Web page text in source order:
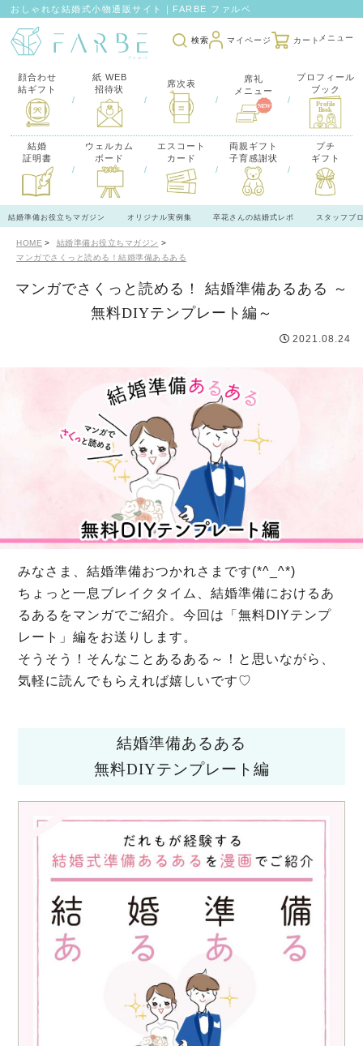
おしゃれな結婚式小物通販サイト｜FARBE ファルベ
検索 マイページ カート
顔合わせ
結ギフト
/
紙 WEB
招待状
/
席次表
/
席礼
メニュー
/
プロフィール
ブック
結婚
証明書
/
ウェルカム
ボード
/
エスコート
カード
/
両親ギフト
子育感謝状
/
プチ
ギフト
結婚準備お役立ちマガジン オリジナル実例集 卒花さんの結婚式レポ スタッフブ
HOME
結婚準備お役立ちマガジン
マンガでさくっと読める！結婚準備あるある
マンガでさくっと読める！ 結婚準備あるある ～
無料DIYテンプレート編～
2021.08.24
みなさま、結婚準備おつかれさまです(*^_^*)
ちょっと一息ブレイクタイム、結婚準備におけるあ
るあるをマンガでご紹介。今回は「無料DIYテンプ
レート」編をお送りします。
そうそう！そんなことあるある～！と思いながら、
気軽に読んでもらえれば嬉しいです♡
結婚準備あるある
無料DIYテンプレート編